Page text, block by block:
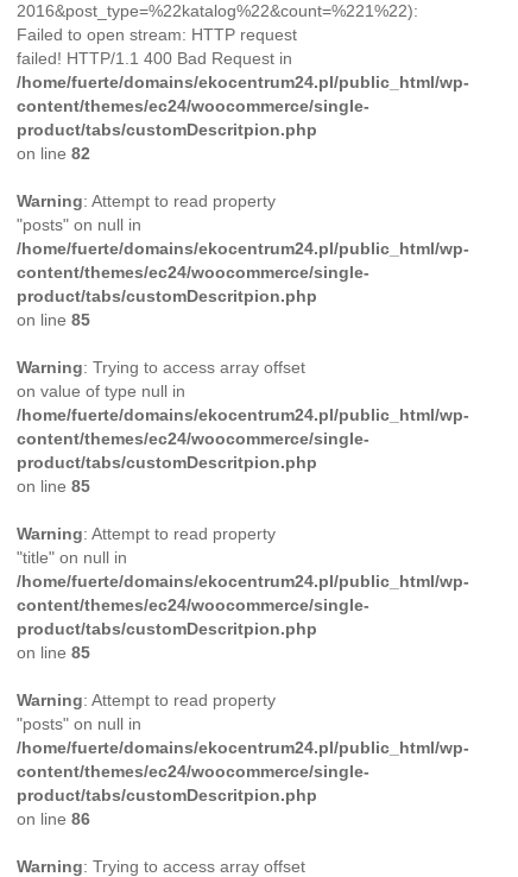
2016&post_type=%22katalog%22&count=%221%22):
Failed to open stream: HTTP request
failed! HTTP/1.1 400 Bad Request in
/home/fuerte/domains/ekocentrum24.pl/public_html/wp-
content/themes/ec24/woocommerce/single-
product/tabs/customDescritpion.php
on line 82
Warning: Attempt to read property
"posts" on null in
/home/fuerte/domains/ekocentrum24.pl/public_html/wp-
content/themes/ec24/woocommerce/single-
product/tabs/customDescritpion.php
on line 85
Warning: Trying to access array offset
on value of type null in
/home/fuerte/domains/ekocentrum24.pl/public_html/wp-
content/themes/ec24/woocommerce/single-
product/tabs/customDescritpion.php
on line 85
Warning: Attempt to read property
"title" on null in
/home/fuerte/domains/ekocentrum24.pl/public_html/wp-
content/themes/ec24/woocommerce/single-
product/tabs/customDescritpion.php
on line 85
Warning: Attempt to read property
"posts" on null in
/home/fuerte/domains/ekocentrum24.pl/public_html/wp-
content/themes/ec24/woocommerce/single-
product/tabs/customDescritpion.php
on line 86
Warning: Trying to access array offset